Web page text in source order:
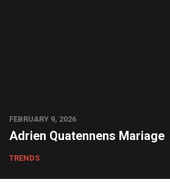
FEBRUARY 9, 2026
Adrien Quatennens Mariage
TRENDS